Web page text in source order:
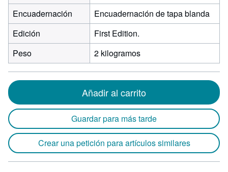
Encuadernación
Encuadernación de tapa blanda
Edición
First Edition.
Peso
2 kilogramos
Añadir al carrito
Guardar para más tarde
Crear una petición para artículos similares